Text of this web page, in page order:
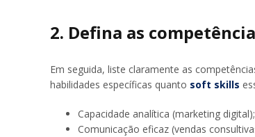
2. Defina as
Em seguida, liste claramente as
habilidades específicas quanto soft skills
Capacidade analítica (marketing digital);
Comunicação eficaz (vendas